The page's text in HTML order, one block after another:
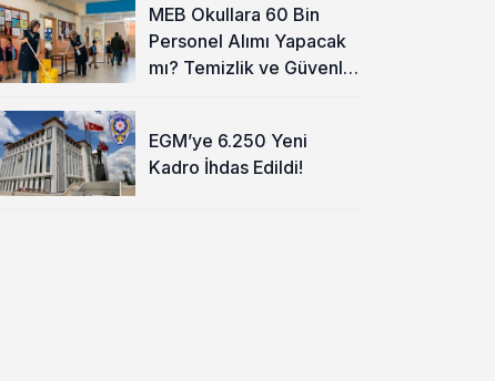
MEB Okullara 60 Bin
Personel Alımı Yapacak
mı? Temizlik ve Güvenlik
EGM’ye 6.250 Yeni
Kadro İhdas Edildi!